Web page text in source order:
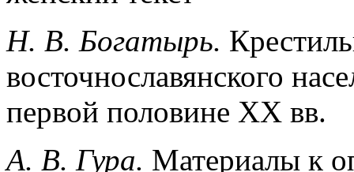
Н. В. Богатырь.
восточнославянского
первой половине XX вв.
А. В. Гура. Материалы к